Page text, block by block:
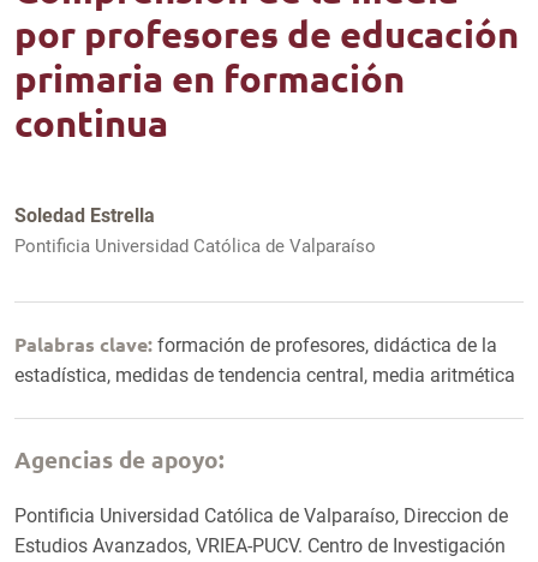
por profesores de educación
primaria en formación
continua
Soledad Estrella
Pontificia Universidad Católica de Valparaíso
Palabras clave: formación de profesores, didáctica de la
estadística, medidas de tendencia central, media aritmética
Agencias de apoyo:
Pontificia Universidad Católica de Valparaíso, Direccion de
Estudios Avanzados, VRIEA-PUCV. Centro de Investigación